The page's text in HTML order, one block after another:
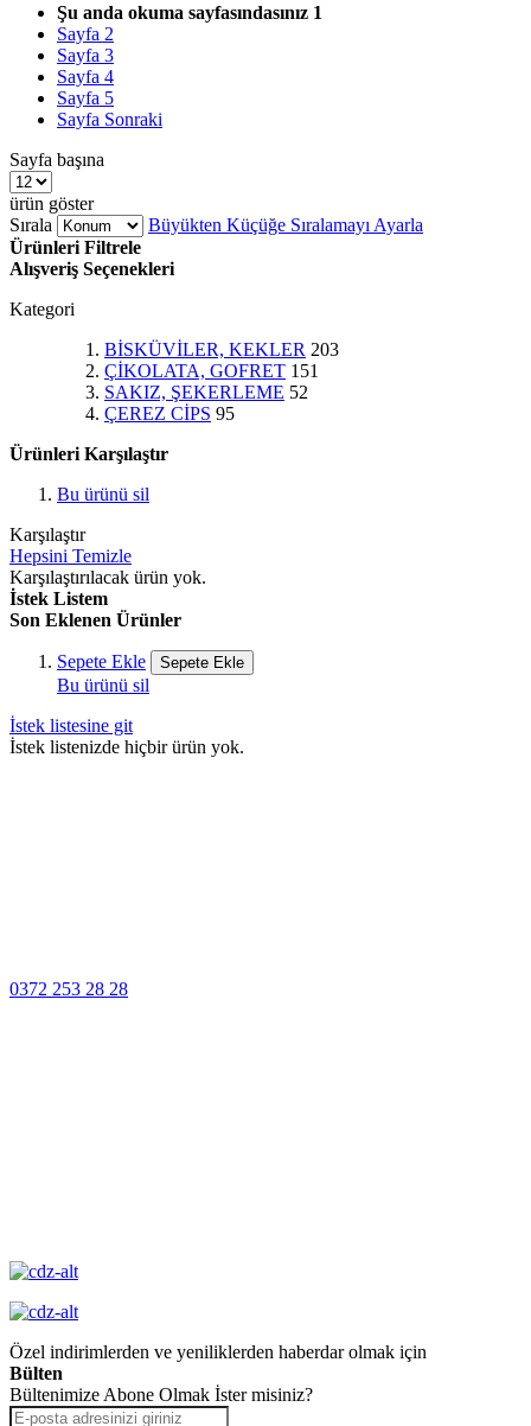
Şu anda okuma sayfasındasınız 1
Sayfa 2
Sayfa 3
Sayfa 4
Sayfa 5
Sayfa Sonraki
Sayfa başına
ürün göster
Sırala
Büyükten Küçüğe Sıralamayı Ayarla
Ürünleri Filtrele
Alışveriş Seçenekleri
Kategori
BİSKÜVİLER, KEKLER 203
ÇİKOLATA, GOFRET 151
SAKIZ, ŞEKERLEME 52
ÇEREZ CİPS 95
Ürünleri Karşılaştır
Bu ürünü sil
Karşılaştır
Hepsini Temizle
Karşılaştırılacak ürün yok.
İstek Listem
Son Eklenen Ürünler
Sepete Ekle Sepete Ekle
Bu ürünü sil
İstek listesine git
İstek listenizde hiçbir ürün yok.
0372 253 28 28
Özel indirimlerden ve yeniliklerden haberdar olmak için
Bülten
Bültenimize Abone Olmak İster misiniz?